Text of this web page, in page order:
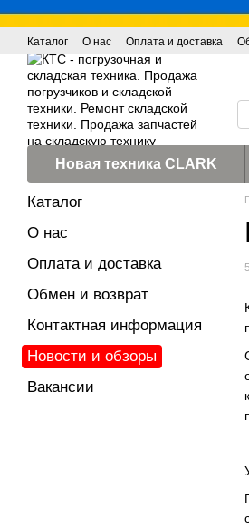
Перейти к основному контенту
Каталог О нас Оплата и доставка
Новая техника CLARK
Каталог
О нас
Оплата и доставка
Обмен и возврат
Контактная информация
Новости и обзоры
Вакансии